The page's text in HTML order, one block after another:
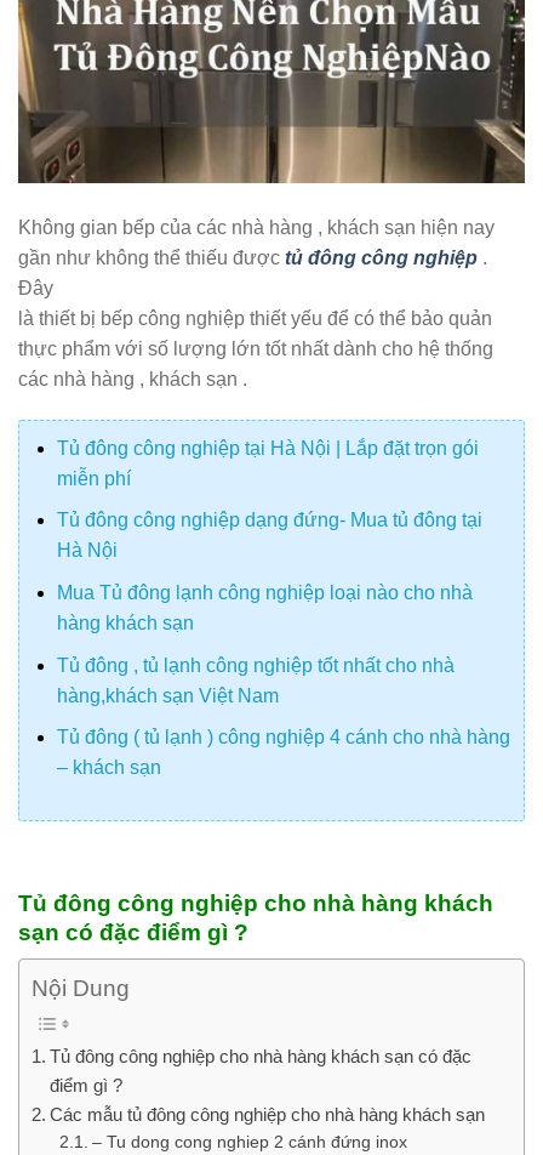
Không gian bếp của các nhà hàng , khách sạn hiện nay
gần như không thể thiếu được tủ đông công nghiệp .
Đây
là thiết bị bếp công nghiệp thiết yếu để có thể bảo quản
thực phẩm với số lượng lớn tốt nhất dành cho hệ thống
các nhà hàng , khách sạn .
Tủ đông công nghiệp tại Hà Nội | Lắp đặt trọn gói
miễn phí
Tủ đông công nghiệp dạng đứng- Mua tủ đông tại
Hà Nội
Mua Tủ đông lạnh công nghiệp loại nào cho nhà
hàng khách sạn
Tủ đông , tủ lạnh công nghiệp tốt nhất cho nhà
hàng,khách sạn Việt Nam
Tủ đông ( tủ lạnh ) công nghiệp 4 cánh cho nhà hàng
– khách sạn
Tủ đông công nghiệp cho nhà hàng khách
sạn có đặc điểm gì ?
Nội Dung
Tủ đông công nghiệp cho nhà hàng khách sạn có đặc
điểm gì ?
Các mẫu tủ đông công nghiệp cho nhà hàng khách sạn
– Tu dong cong nghiep 2 cánh đứng inox